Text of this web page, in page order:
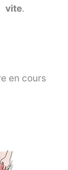
vite.
en cours